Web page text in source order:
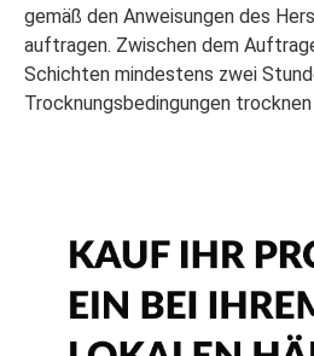
gemäß den Anweisungen des
auftragen. Zwischen dem
Schichten mindestens zwei
Trocknungsbedingungen trocknen